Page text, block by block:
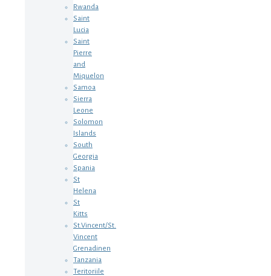
Rwanda
Saint
Lucia
Saint
Pierre
and
Miquelon
Samoa
Sierra
Leone
Solomon
Islands
South
Georgia
Spania
St
Helena
St
Kitts
St.Vincent/St.
Vincent
Grenadinen
Tanzania
Teritoriile